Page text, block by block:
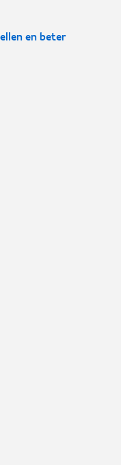
en beter